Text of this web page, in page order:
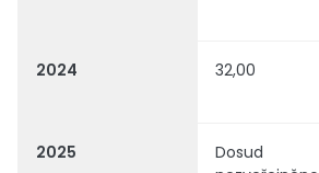
2024 32,00
2025
Dosud